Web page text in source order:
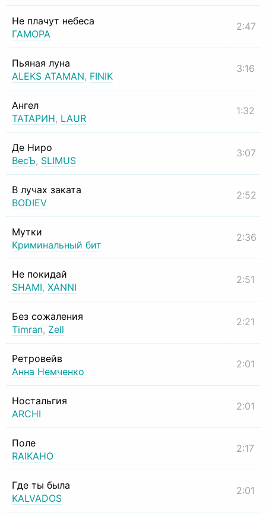
Не плачут небеса
ГАМОРА
2:47
Пьяная луна
ALEKS ATAMAN, FINIK
3:16
Ангел
ТАТАРИН, LAUR
1:32
Де Ниро
ВесЪ, SLIMUS
3:07
В лучах заката
BODIEV
2:52
Мутки
Криминальный бит
2:36
Не покидай
SHAMI, XANNI
2:51
Без сожаления
Timran, Zell
2:21
Ретровейв
Анна Немченко
2:01
Ностальгия
ARCHI
2:01
Поле
RAIKAHO
2:17
Где ты была
KALVADOS
2:01